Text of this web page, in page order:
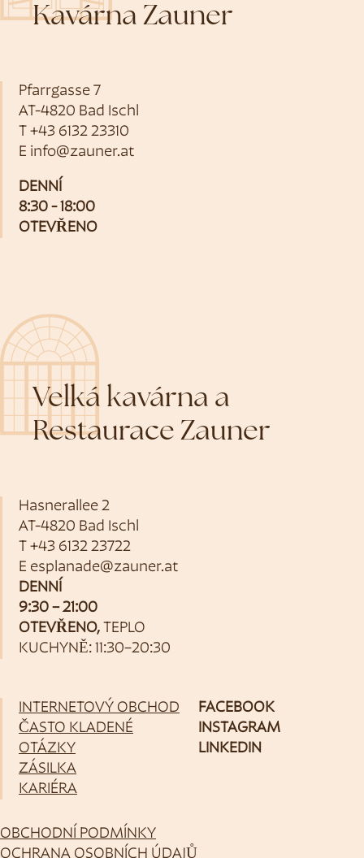
Kavárna Zauner
Pfarrgasse 7
AT-4820 Bad Ischl
T +43 6132 23310
E info@zauner.at
DENNÍ
8:30 - 18:00
OTEVŘENO
Velká kavárna a
Restaurace Zauner
Hasnerallee 2
AT-4820 Bad Ischl
T +43 6132 23722
E esplanade@zauner.at
DENNÍ
9:30 – 21:00
OTEVŘENO, TEPLO
KUCHYNĚ: 11:30–20:30
INTERNETOVÝ OBCHOD
ČASTO KLADENÉ
OTÁZKY
ZÁSILKA
KARIÉRA
FACEBOOK
INSTAGRAM
LINKEDIN
OBCHODNÍ PODMÍNKY
OCHRANA OSOBNÍCH ÚDAJŮ